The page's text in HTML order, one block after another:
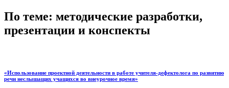
По теме: методические разработки,
презентации и конспекты
«Использование проектной деятельности в работе учителя-дефектолога по развитию
речи неслышащих учащихся во внеурочное время»